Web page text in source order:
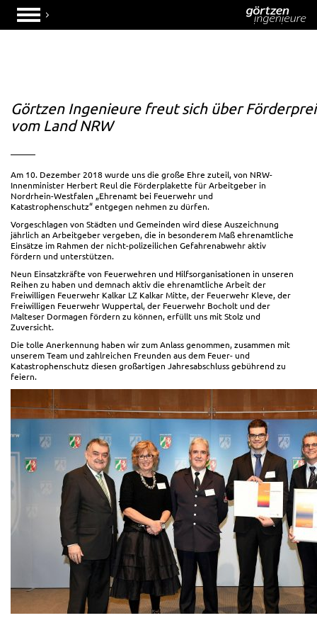
Görtzen Ingenieure freut sich über
vom Land NRW
Am 10. Dezember 2018 wurde uns die große Ehre zuteil, von NRW-
Innenminister Herbert Reul die Förderplakette für Arbeitgeber in
Nordrhein-Westfalen „Ehrenamt bei Feuerwehr und
Katastrophenschutz“ entgegen nehmen zu dürfen.
Vorgeschlagen von Städten und Gemeinden wird diese Auszeichnung
jährlich an Arbeitgeber vergeben, die in besonderem Maß ehrenamtliche
Einsätze im Rahmen der nicht-polizeilichen Gefahrenabwehr aktiv
fördern und unterstützen.
Neun Einsatzkräfte von Feuerwehren und Hilfsorganisationen in unseren
Reihen zu haben und demnach aktiv die ehrenamtliche Arbeit der
Freiwilligen Feuerwehr Kalkar LZ Kalkar Mitte, der Feuerwehr Kleve, der
Freiwilligen Feuerwehr Wuppertal, der Feuerwehr Bocholtund der
Malteser Dormagen fördern zu können, erfüllt uns mit Stolz und
Zuversicht.
Die tolle Anerkennung haben wir zum Anlass genommen, zusammen mit
unserem Team und zahlreichen Freunden aus dem Feuer- und
Katastrophenschutz diesen großartigen Jahresabschluss gebührend zu
feiern.